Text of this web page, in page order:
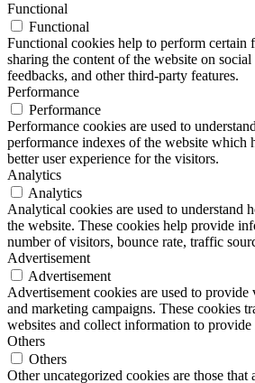
Functional
Functional
Functional cookies help to perform certain
sharing the content of the website on
feedbacks, and other third-party features.
Performance
Performance
Performance cookies are used to
performance indexes of the website which
better user experience for the visitors.
Analytics
Analytics
Analytical cookies are used to understand
the website. These cookies help provide
number of visitors, bounce rate, traffic
Advertisement
Advertisement
Advertisement cookies are used to
and marketing campaigns. These cookies
websites and collect information to provide
Others
Others
Other uncategorized cookies are those that